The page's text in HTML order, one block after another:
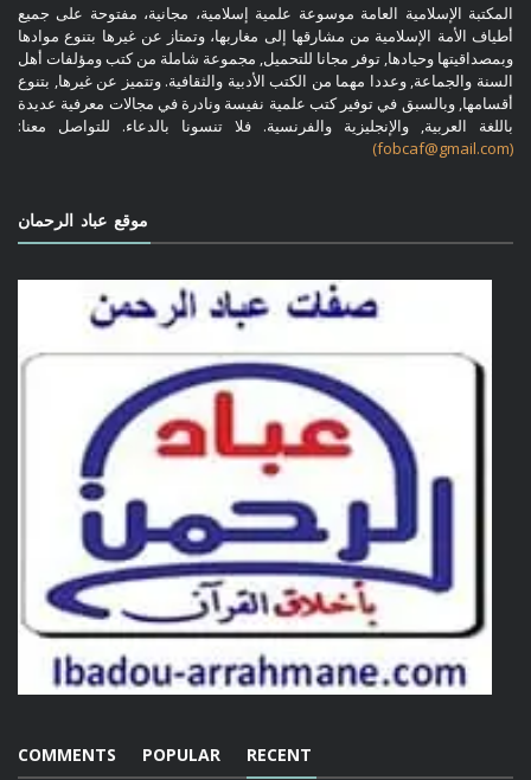
المكتبة الإسلامية العامة موسوعة علمية إسلامية، مجانية، مفتوحة على جميع
أطياف الأمة الإسلامية من مشارقها إلى مغاربها، وتمتاز عن غيرها بتنوع موادها
وبمصداقيتها وحيادها, توفر مجانا للتحميل, مجموعة شاملة من كتب ومؤلفات أهل
السنة والجماعة, وعددا مهما من الكتب الأدبية والثقافية. وتتميز عن غيرها, بتنوع
أقسامها, وبالسبق في توفير كتب علمية نفيسة ونادرة في مجالات معرفية عديدة
باللغة العربية, والإنجليزية والفرنسية. فلا تنسونا بالدعاء. للتواصل معنا:
(fobcaf@gmail.com)
موقع عباد الرحمان
RECENT
POPULAR
COMMENTS